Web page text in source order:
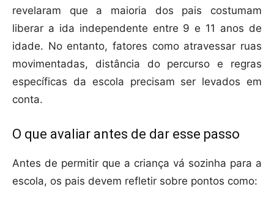
revelaram que a maioria dos pais costumam
liberar a ida independente entre 9 e 11 anos de
idade. No entanto, fatores como atravessar ruas
movimentadas, distância do percurso e regras
específicas da escola precisam ser levados em
conta.
O que avaliar antes de dar esse passo
Antes de permitir que a criança vá sozinha para a
escola, os pais devem refletir sobre pontos como: